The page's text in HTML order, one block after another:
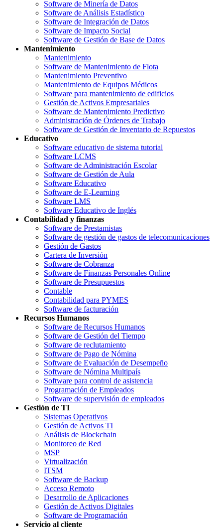
Software de Minería de Datos
Software de Análisis Estadístico
Software de Integración de Datos
Software de Impacto Social
Software de Gestión de Base de Datos
Mantenimiento
Mantenimiento
Software de Mantenimiento de Flota
Mantenimiento Preventivo
Mantenimiento de Equipos Médicos
Software para mantenimiento de edificios
Gestión de Activos Empresariales
Software de Mantenimiento Predictivo
Administración de Órdenes de Trabajo
Software de Gestión de Inventario de Repuestos
Educativo
Software educativo de sistema tutorial
Software LCMS
Software de Administración Escolar
Software de Gestión de Aula
Software Educativo
Software de E-Learning
Software LMS
Software Educativo de Inglés
Contabilidad y finanzas
Software de Prestamistas
Software de gestión de gastos de telecomunicaciones
Gestión de Gastos
Cartera de Inversión
Software de Cobranza
Software de Finanzas Personales Online
Software de Presupuestos
Contable
Contabilidad para PYMES
Software de facturación
Recursos Humanos
Software de Recursos Humanos
Software de Gestión del Tiempo
Software de reclutamiento
Software de Pago de Nómina
Software de Evaluación de Desempeño
Software de Nómina Multipaís
Software para control de asistencia
Programación de Empleados
Software de supervisión de empleados
Gestión de TI
Sistemas Operativos
Gestión de Activos TI
Análisis de Blockchain
Monitoreo de Red
MSP
Virtualización
ITSM
Software de Backup
Acceso Remoto
Desarrollo de Aplicaciones
Gestión de Activos Digitales
Software de Programación
Servicio al cliente